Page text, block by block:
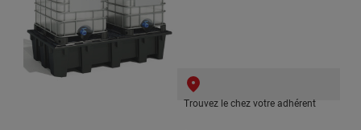
Trouvez le chez votre adhérent